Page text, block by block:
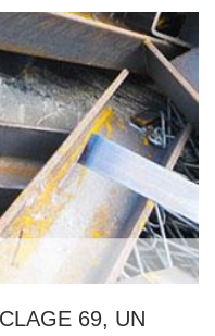
69, UN